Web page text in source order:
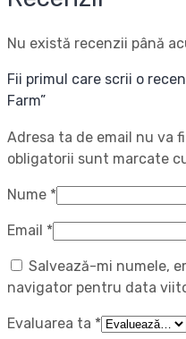
Nu există recenzii până
Fii primul care scrii o
Farm”
Adresa ta de email nu va
obligatorii sunt marcate
Nume *
Email *
Salvează-mi numele,
navigator pentru data
Evaluarea ta *